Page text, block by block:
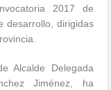
2017 de
desarrollo, dirigidas
Alcalde Delegada
Jiménez, ha